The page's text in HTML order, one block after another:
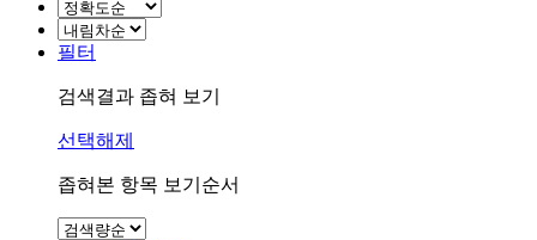
필터
검색결과 좁혀 보기
선택해제
좁혀본 항목 보기순서